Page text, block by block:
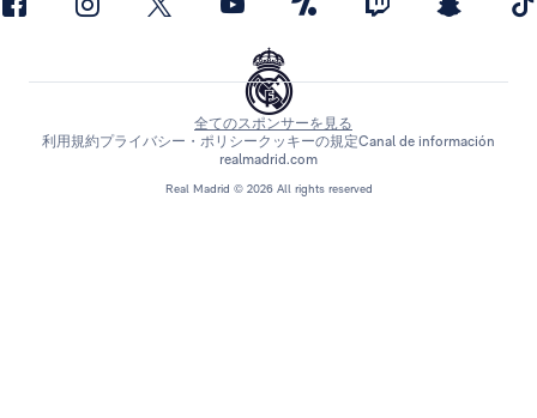
Real Madrid © 2026 All rights reserved
全てのスポンサーを見る
利用規約プライバシー・ポリシークッキーの規定Canal de información
realmadrid.com